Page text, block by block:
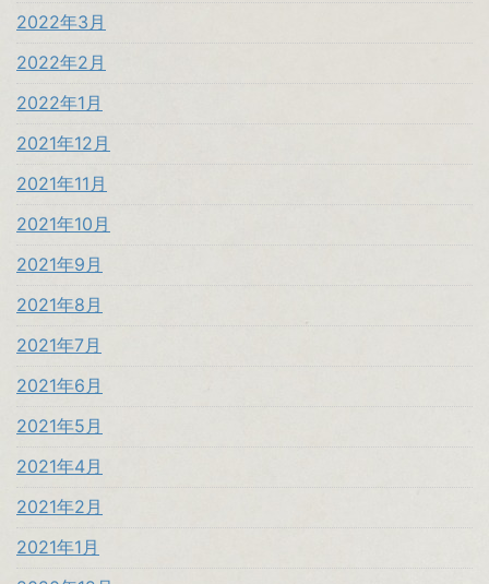
2022年3月
2022年2月
2022年1月
2021年12月
2021年11月
2021年10月
2021年9月
2021年8月
2021年7月
2021年6月
2021年5月
2021年4月
2021年2月
2021年1月